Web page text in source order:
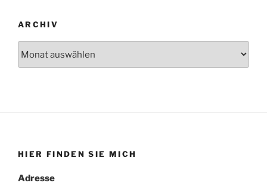
ARCHIV
HIER FINDEN SIE MICH
Adresse